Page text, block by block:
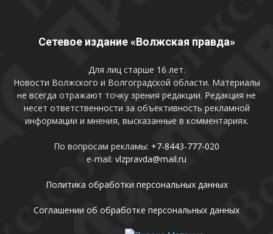
Сетевое издание «Волжская правда»
Для лиц старше 16 лет.
Новости Волжского и Волгоградской области. Материалы
не всегда отражают точку зрения редакции. Редакция не
несет ответственности за объективность рекламной
информации и мнения, высказанные в комментариях.
По вопросам рекламы: +7-8443-777-020
e-mail: vlzpravda@mail.ru
Политика обработки персональных данных
Соглашении об обработке персональных данных